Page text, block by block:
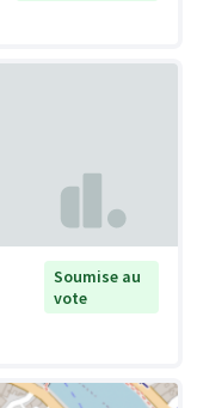
Soumise au
vote